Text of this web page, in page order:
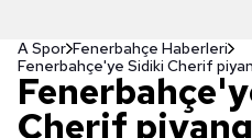
A Spor Fenerbahçe Haberleri
Fenerbahçe'ye Sidiki Cherif
Cherif